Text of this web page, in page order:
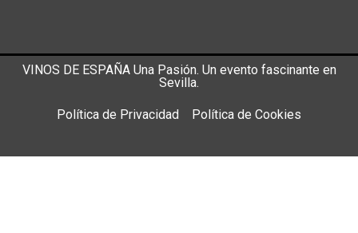
VINOS DE ESPAÑA Una Pasión. Un evento fascinante en
Sevilla.
Política de Privacidad Política de Cookies